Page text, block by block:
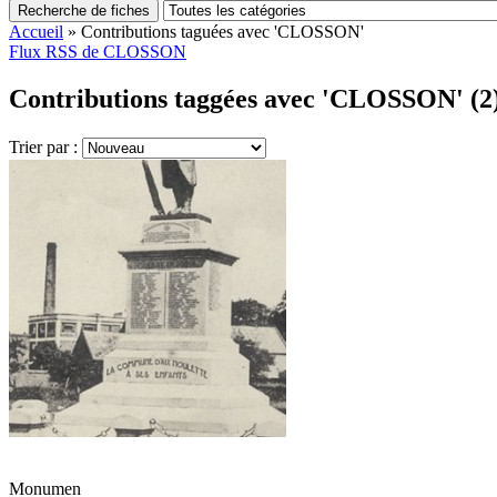
Recherche de fiches
Accueil » Contributions taguées avec 'CLOSSON'
Flux RSS de CLOSSON
Contributions taggées avec 'CLOSSON'
Trier par :
Monumen